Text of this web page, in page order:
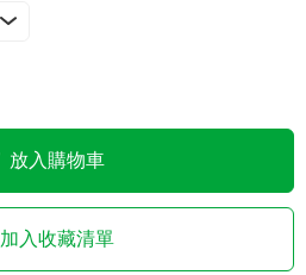
放入購物車
加入收藏清單